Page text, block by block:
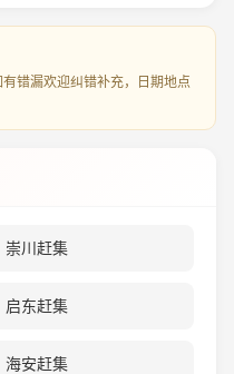
错漏欢迎纠错补充，日期地点
崇川赶集
启东赶集
海安赶集